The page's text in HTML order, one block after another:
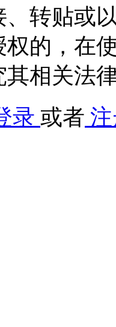
转贴或
权的，在
相关法
录 或者